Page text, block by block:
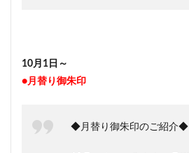
10月1日～
●月替り御朱印
◆月替り御朱印のご紹介◆